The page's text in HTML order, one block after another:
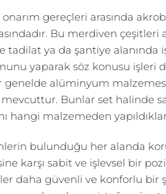
gereçleri arasında
Bu merdiven çeşitleri
tadilat ya da şantiye
yaparak söz konusu işleri
alüminyum
Bunlar set halinde
hangi malzemeden
bulunduğu her alanda
karşı sabit ve işlevsel bir
daha güvenli ve konforlu bir